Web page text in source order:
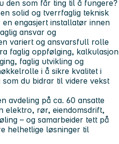
den som får ting til å fungere?
solid og tverrfaglig teknisk
engasjert installatør innen
ansvar og
variert og ansvarsfull rolle
faglig oppfølging, kalkulasjon
faglig utvikling og
i å sikre kvalitet i
du bidrar til videre vekst
avdeling på ca. 60 ansatte
elektro, rør, eiendomsdrift,
– og samarbeider tett på
helhetlige løsninger til